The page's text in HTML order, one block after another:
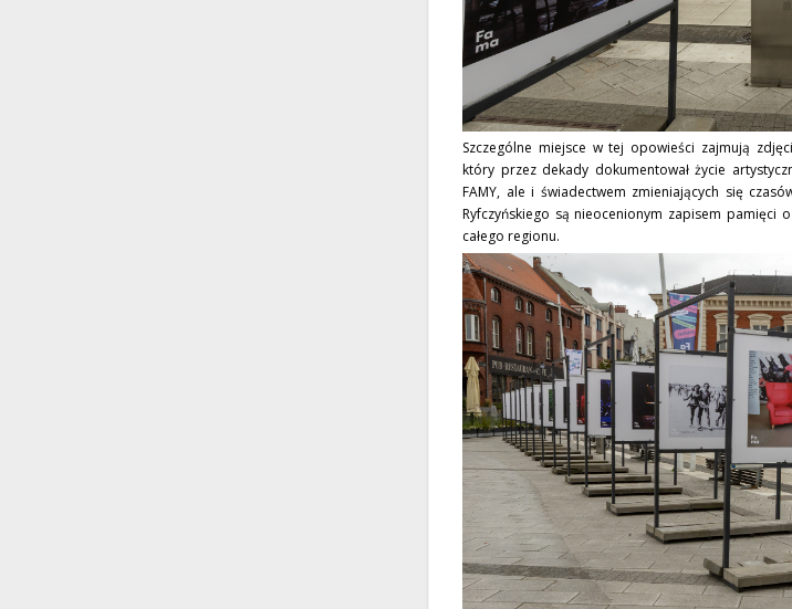
Szczególne miejsce w tej opowieści zajmują
który przez dekady dokumentował życie
FAMY, ale i świadectwem zmieniających się
Ryfczyńskiego są nieocenionym zapisem pamięci
całego regionu.